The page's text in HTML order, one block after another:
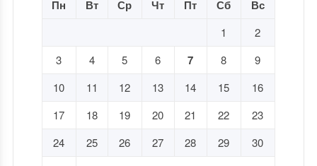
Пн Вт Ср Чт Пт Сб Вс
1
2
3
4 5 6 7 8
9
10
11 12 13 14 15
16
17
18 19 20 21 22
23
24
25 26 27 28 29
30